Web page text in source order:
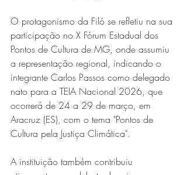
O protagonismo da Filó se refletiu na sua
participação no X Fórum Estadual dos
Pontos de Cultura de MG, onde assumiu
a representação regional, indicando o
integrante Carlos Passos como delegado
nato para a TEIA Nacional 2026, que
ocorrerá de 24 a 29 de março, em
Aracruz (ES), com o tema "Pontos de
Cultura pela Justiça Climática".
A instituição também contribuiu